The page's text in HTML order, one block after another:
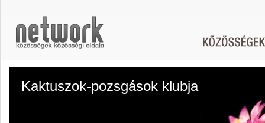
Kaktuszok-pozsgások klubja